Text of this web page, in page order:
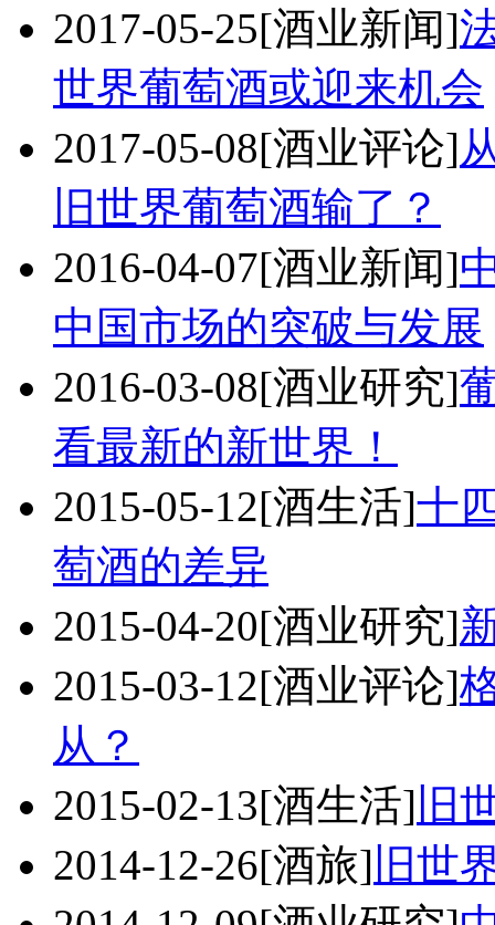
2017-05-25[酒业新闻]
世界葡萄酒或迎来机会
2017-05-08[酒业评论]
旧世界葡萄酒输了？
2016-04-07[酒业新闻]
中国市场的突破与发展
2016-03-08[酒业研究]
看最新的新世界！
2015-05-12[酒生活]十
萄酒的差异
2015-04-20[酒业研究]
2015-03-12[酒业评论]
从？
2015-02-13[酒生活] 旧
2014-12-26[酒旅] 旧世